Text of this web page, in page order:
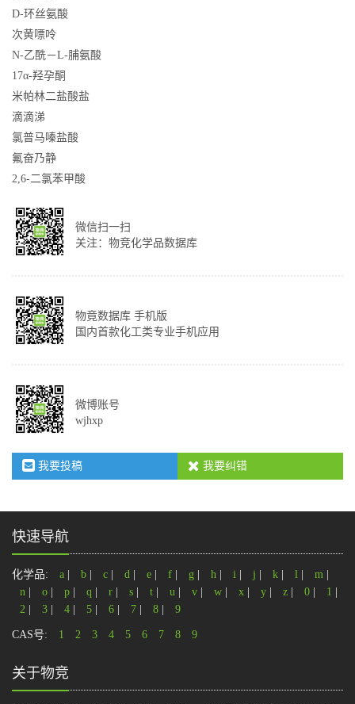
D-环丝氨酸
次黄嘌呤
N-乙酰－L-脯氨酸
17α-羟孕酮
米帕林二盐酸盐
滴滴涕
氯普马嗪盐酸
氟奋乃静
2,6-二氯苯甲酸
微信扫一扫
关注：物竞化学品数据库
物竟数据库 手机版
国内首款化工类专业手机应用
微博账号
wjhxp
我要投稿 我要纠错
快速导航
化学品: a b c d e f g h i j k l m
n
o p q r s t u v w x y z 0 1
2
3 4 5 6 7 8 9
CAS号: 1 2 3 4 5 6 7 8 9
关于物竞